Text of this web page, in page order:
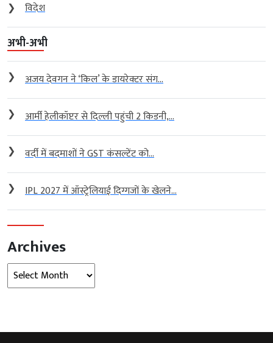
❯
विदेश
अभी-अभी
❯ अजय देवगन ने ‘किल’ के डायरेक्टर संग...
❯ आर्मी हेलीकॉप्टर से दिल्ली पहुंची 2 किडनी,...
❯ वर्दी में बदमाशों ने GST कंसल्टेंट को...
❯ IPL 2027 में ऑस्ट्रेलियाई दिग्गजों के खेलने...
Archives
Archives